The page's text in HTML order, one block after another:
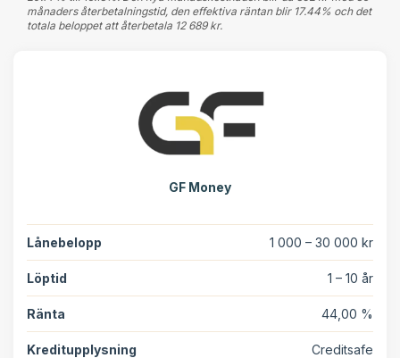
månaders återbetalningstid, den effektiva räntan blir 17.44% och det
totala beloppet att återbetala 12 689 kr.
GF Money
Lånebelopp 1 000 – 30 000 kr
Löptid 1 – 10 år
Ränta 44,00 %
Kreditupplysning Creditsafe